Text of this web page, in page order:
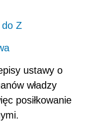
do Z
ustawy o
władzy
posiłkowanie